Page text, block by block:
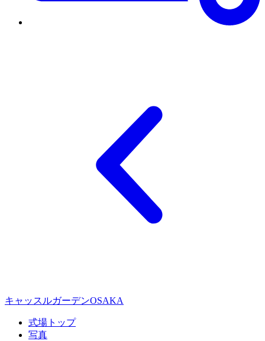
キャッスルガーデンOSAKA
式場トップ
写真